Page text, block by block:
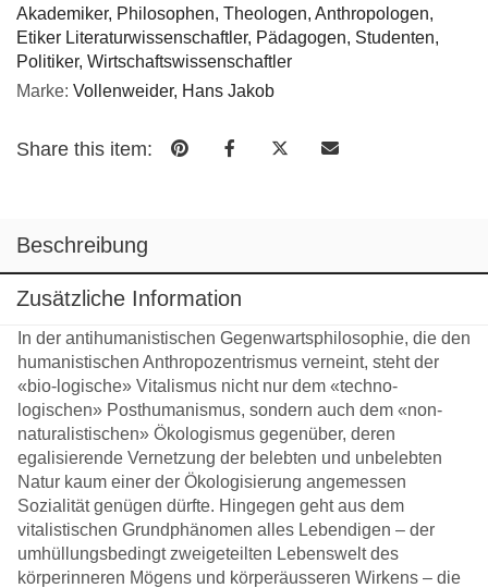
Akademiker, Philosophen, Theologen, Anthropologen,
Etiker Literaturwissenschaftler, Pädagogen, Studenten,
Politiker, Wirtschaftswissenschaftler
Marke: Vollenweider, Hans Jakob
Share this item:
Beschreibung
Zusätzliche Information
In der antihumanistischen Gegenwartsphilosophie, die den
humanistischen Anthropozentrismus verneint, steht der
«bio-logische» Vitalismus nicht nur dem «techno-
logischen» Posthumanismus, sondern auch dem «non-
naturalistischen» Ökologismus gegenüber, deren
egalisierende Vernetzung der belebten und unbelebten
Natur kaum einer der Ökologisierung angemessen
Sozialität genügen dürfte. Hingegen geht aus dem
vitalistischen Grundphänomen alles Lebendigen – der
umhüllungsbedingt zweigeteilten Lebenswelt des
körperinneren Mögens und körperäusseren Wirkens – die